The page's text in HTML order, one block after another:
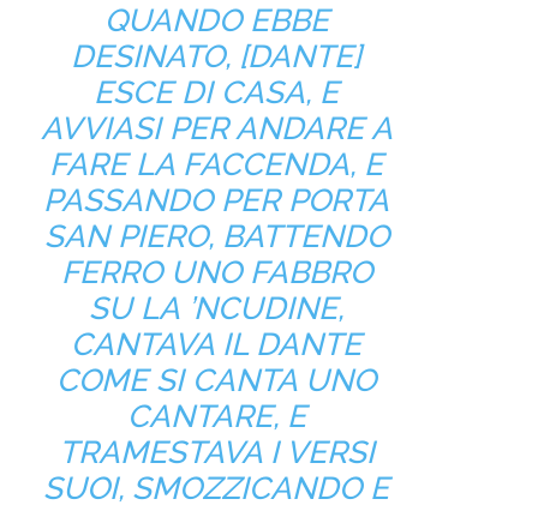
QUANDO EBBE
DESINATO, [DANTE]
ESCE DI CASA, E
AVVIASI PER ANDARE A
FARE LA FACCENDA, E
PASSANDO PER PORTA
SAN PIERO, BATTENDO
FERRO UNO FABBRO
SU LA ’NCUDINE,
CANTAVA IL DANTE
COME SI CANTA UNO
CANTARE, E
TRAMESTAVA I VERSI
SUOI, SMOZZICANDO E